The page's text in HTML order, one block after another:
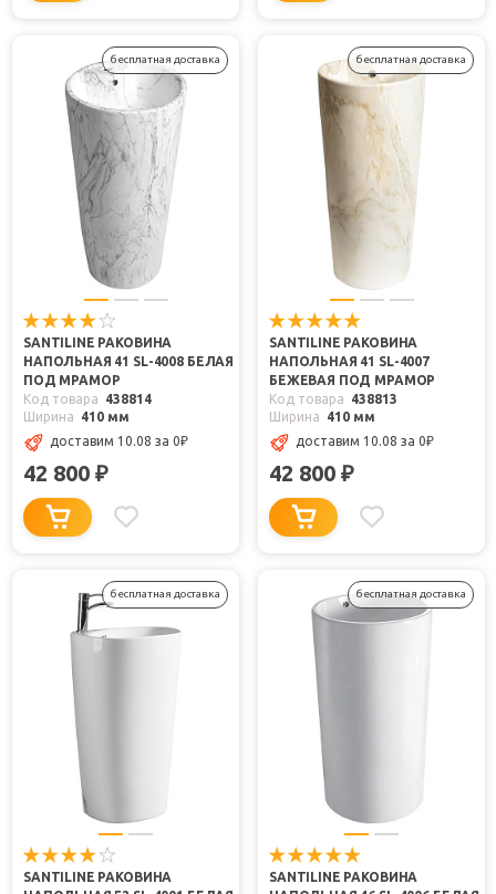
бесплатная доставка
SANTILINE РАКОВИНА
НАПОЛЬНАЯ 41 SL-4008 БЕЛАЯ
ПОД МРАМОР
Код товара
438814
Ширина
410 мм
доставим 10.08 за 0₽
42 800 ₽
бесплатная доставка
SANTILINE РАКОВИНА
НАПОЛЬНАЯ 41 SL-4007
БЕЖЕВАЯ ПОД МРАМОР
Код товара
438813
Ширина
410 мм
доставим 10.08 за 0₽
42 800 ₽
бесплатная доставка
SANTILINE РАКОВИНА
бесплатная доставка
SANTILINE РАКОВИНА